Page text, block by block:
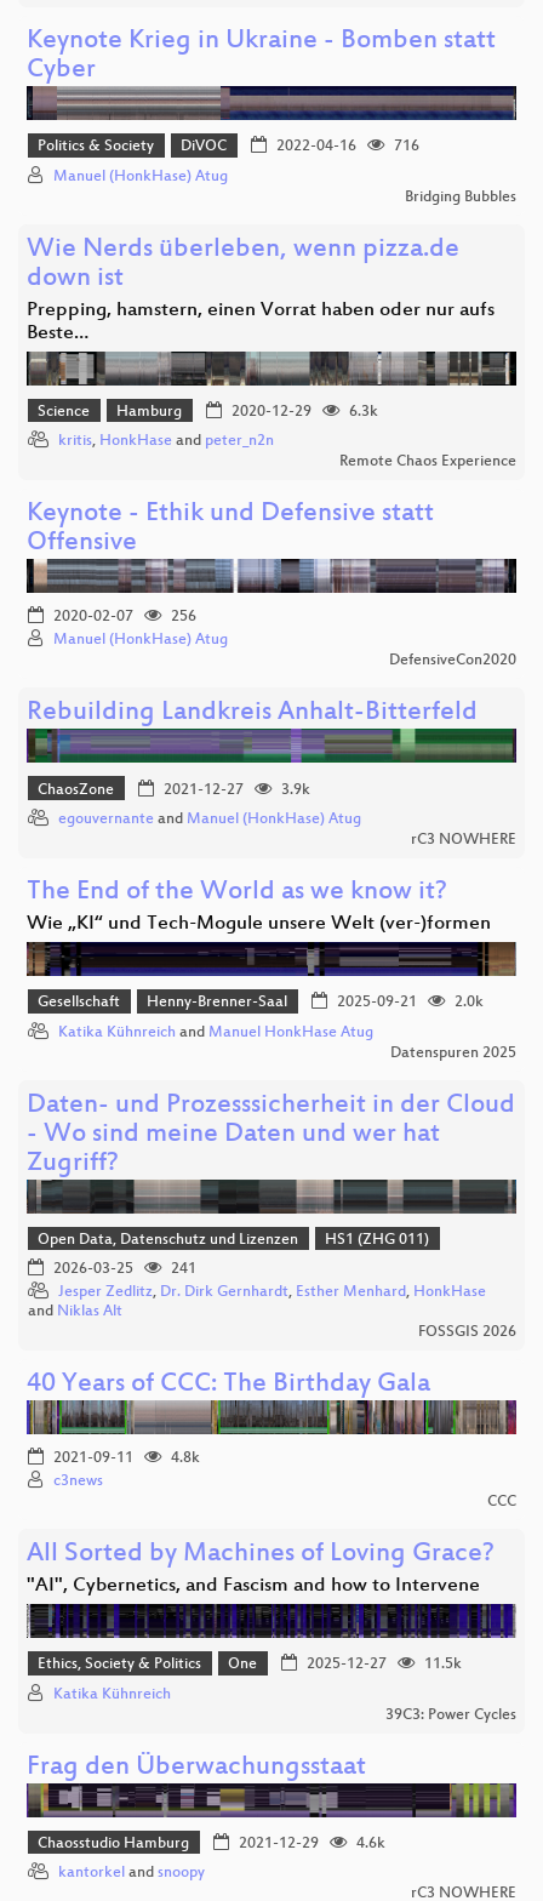
Keynote Krieg in Ukraine - Bomben statt
Cyber
Politics & Society DiVOC 2022-04-16
716
Manuel (HonkHase) Atug
Bridging Bubbles
Wie Nerds überleben, wenn pizza.de
down ist
Prepping, hamstern, einen Vorrat haben oder nur aufs
Beste…
Science Hamburg 2020-12-29
6.3k
kritis, HonkHase and peter_n2n
Remote Chaos Experience
Keynote - Ethik und Defensive statt
Offensive
2020-02-07
256
Manuel (HonkHase) Atug
DefensiveCon2020
Rebuilding Landkreis Anhalt-Bitterfeld
ChaosZone 2021-12-27
3.9k
egouvernante and Manuel (HonkHase) Atug
rC3 NOWHERE
The End of the World as we know it?
Wie „KI“ und Tech-Mogule unsere Welt (ver-)formen
Gesellschaft Henny-Brenner-Saal 2025-09-21
2.0k
Katika Kühnreich and Manuel HonkHase Atug
Datenspuren 2025
Daten- und Prozesssicherheit in der Cloud
- Wo sind meine Daten und wer hat
Zugriff?
Open Data, Datenschutz und Lizenzen
HS1 (ZHG 011)
2026-03-25
241
Jesper Zedlitz, Dr. Dirk Gernhardt, Esther Menhard, HonkHase
and Niklas Alt
FOSSGIS 2026
40 Years of CCC: The Birthday Gala
2021-09-11
4.8k
c3news
CCC
All Sorted by Machines of Loving Grace?
"AI", Cybernetics, and Fascism and how to Intervene
Ethics, Society & Politics One 2025-12-27
11.5k
Katika Kühnreich
39C3: Power Cycles
Frag den Überwachungsstaat
Chaosstudio Hamburg 2021-12-29
4.6k
kantorkel and snoopy
rC3 NOWHERE